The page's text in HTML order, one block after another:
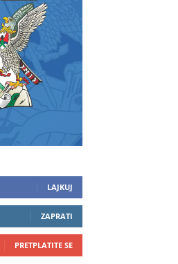
LAJKUJ
ZAPRATI
PRETPLATITE SE